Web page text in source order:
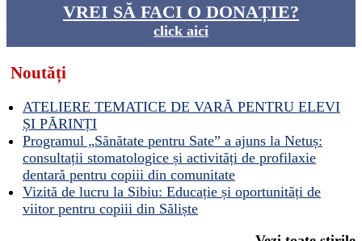
VREI SĂ FACI O DONAȚIE?
click aici
Noutăți
ATELIERE TEMATICE DE VARĂ PENTRU ELEVI
ȘI PĂRINȚI
Programul „Sănătate pentru Sate” a ajuns la Netuș:
consultații stomatologice și activități de profilaxie
dentară pentru copiii din comunitate
Vizită de lucru la Sibiu: Educație și oportunități de
viitor pentru copiii din Săliște